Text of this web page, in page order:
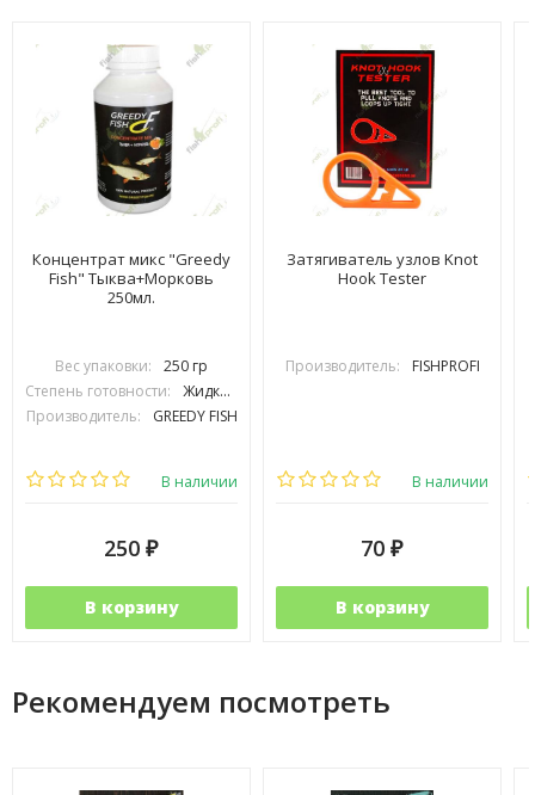
Концентрат микс "Greedy
Fish" Тыква+Морковь
250мл.
Вес упаковки:
250 гр
Степень готовности:
Жидкий
Производитель:
GREEDY FISH
В наличии
250 ₽
В корзину
Затягиватель узлов Knot
Hook Tester
Производитель: FISHPROFI
В наличии
70 ₽
В корзину
Рекомендуем посмотреть